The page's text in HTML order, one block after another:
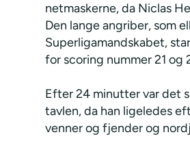
netmaskerne, da Niclas
Den lange angriber, som
Superligamandskabet,
for scoring nummer 21 og
Efter 24 minutter var det
tavlen, da han ligeledes
venner og fjender og